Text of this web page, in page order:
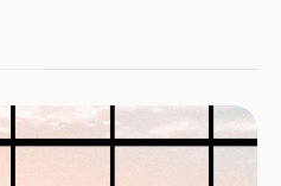
비스로 구독자가 1,500만 명이나 된다.
미를 부여했다. 단순한 두 회사 간
의 시대가 왔지만 수익은 여전히 기존
있는 불편한 진실을 반영하는